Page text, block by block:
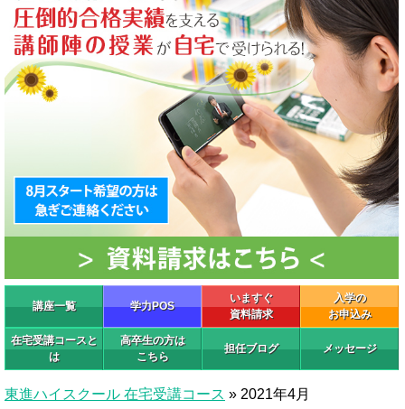
講座一覧 学力POS
いますぐ
資料請求
入学の
お申込み
在宅受講コースと
は
高卒生の方は
こちら
担任ブログ メッセージ
東進ハイスクール 在宅受講コース » 2021年4月